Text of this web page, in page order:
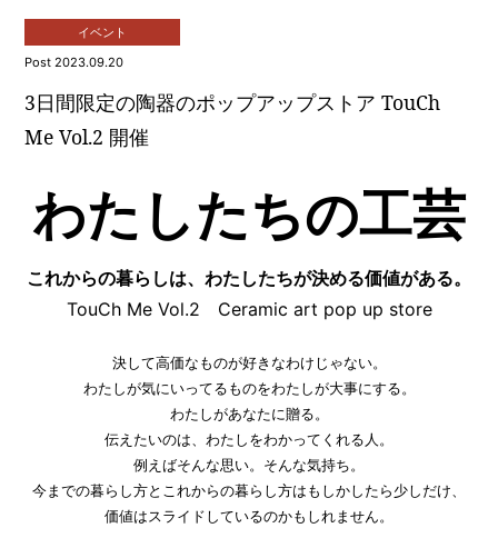
イベント
Post 2023.09.20
3日間限定の陶器のポップアップストア TouCh
Me Vol.2 開催
わたしたちの工芸
これからの暮らしは、わたしたちが決める価値がある。
TouCh Me Vol.2 Ceramic art pop up store
決して高価なものが好きなわけじゃない。
わたしが気にいってるものをわたしが大事にする。
わたしがあなたに贈る。
伝えたいのは、わたしをわかってくれる人。
例えばそんな思い。そんな気持ち。
今までの暮らし方とこれからの暮らし方はもしかしたら少しだけ、
価値はスライドしているのかもしれません。